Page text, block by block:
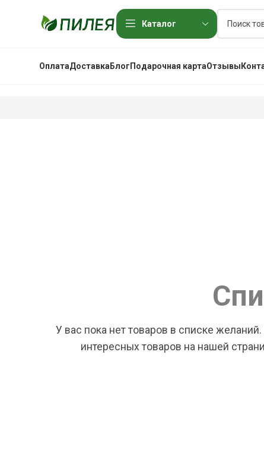
Каталог
ОплатаДоставка Блог Подарочная картаОтзывы
У вас пока нет товаров в списке желаний.
интересных товаров на нашей